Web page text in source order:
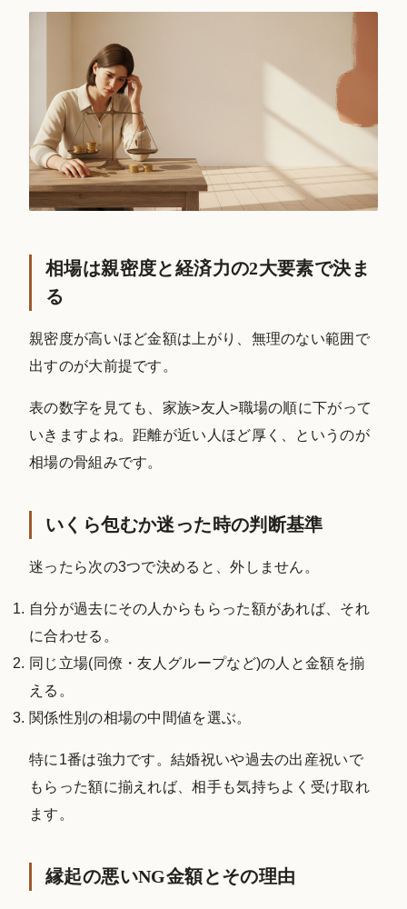
相場は親密度と経済力の2大要素で決ま
る
親密度が高いほど金額は上がり、無理のない範囲で
出すのが大前提です。
表の数字を見ても、家族>友人>職場の順に下がって
いきますよね。距離が近い人ほど厚く、というのが
相場の骨組みです。
いくら包むか迷った時の判断基準
迷ったら次の3つで決めると、外しません。
自分が過去にその人からもらった額があれば、それ
に合わせる。
同じ立場(同僚・友人グループなど)の人と金額を揃
える。
関係性別の相場の中間値を選ぶ。
特に1番は強力です。結婚祝いや過去の出産祝いで
もらった額に揃えれば、相手も気持ちよく受け取れ
ます。
縁起の悪いNG金額とその理由